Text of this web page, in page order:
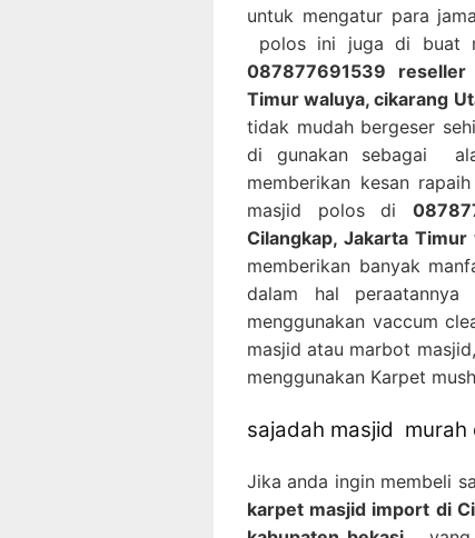
untuk mengatur para
polos ini juga di buat
087877691539
Timur waluya, cikarang
tidak mudah bergeser
di gunakan sebagai
memberikan kesan
masjid polos di
Cilangkap, Jakarta
memberikan banyak
dalam hal
menggunakan vaccum
masjid atau marbot
menggunakan Karpet
sajadah masjid murah
Jika anda ingin membeli
karpet masjid import di